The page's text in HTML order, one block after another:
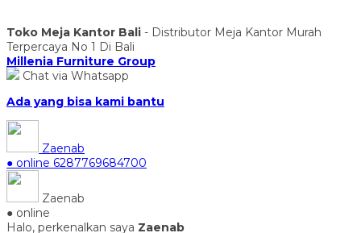
Toko Meja Kantor Bali - Distributor Meja Kantor Murah
Terpercaya No 1 Di Bali
Millenia Furniture Group
Chat via Whatsapp
Ada yang bisa kami bantu
Zaenab
● online 6287769684700
Zaenab
● online
Halo, perkenalkan saya Zaenab